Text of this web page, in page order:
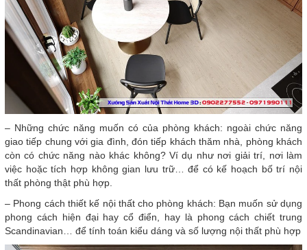
– Những chức năng muốn có của phòng khách: ngoài chức năng
giao tiếp chung với gia đình, đón tiếp khách thăm nhà, phòng khách
còn có chức năng nào khác không? Ví dụ như nơi giải trí, nơi làm
việc hoặc tích hợp không gian lưu trữ… để có kế hoạch bố trí nội
thất phòng thật phù hợp.
– Phong cách thiết kế nội thất cho phòng khách: Bạn muốn sử dụng
phong cách hiện đại hay cổ điển, hay là phong cách chiết trung
Scandinavian… để tính toán kiểu dáng và số lượng nội thất phù hợp